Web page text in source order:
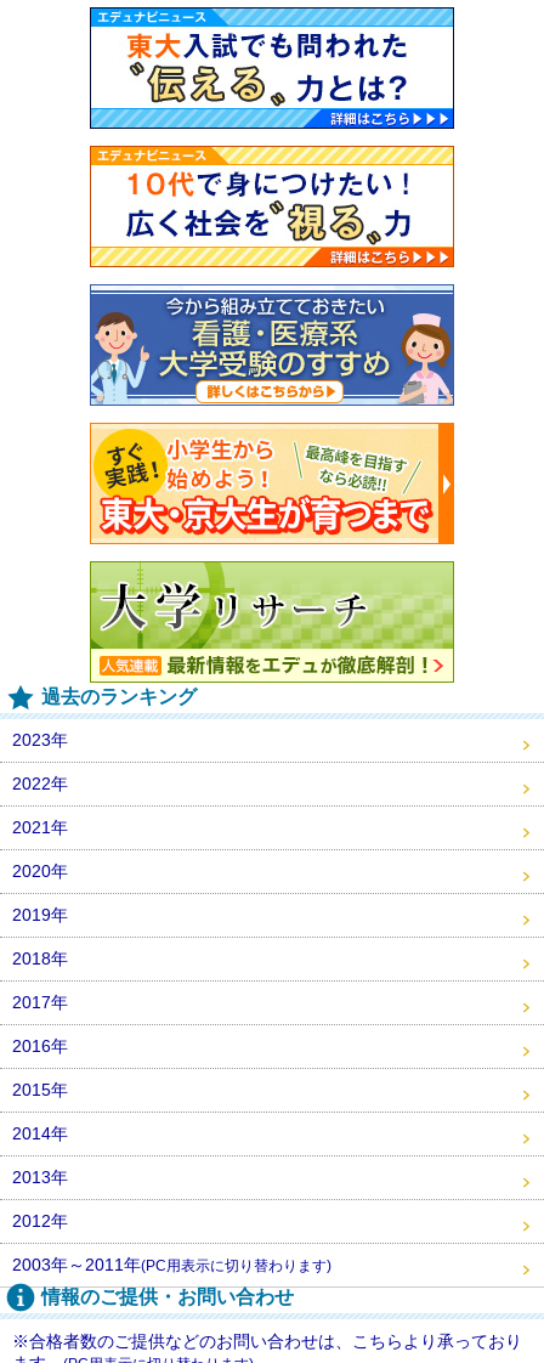
過去のランキング
2023年
2022年
2021年
2020年
2019年
2018年
2017年
2016年
2015年
2014年
2013年
2012年
2003年～2011年(PC用表示に切り替わります)
情報のご提供・お問い合わせ
※合格者数のご提供などのお問い合わせは、こちらより承っており